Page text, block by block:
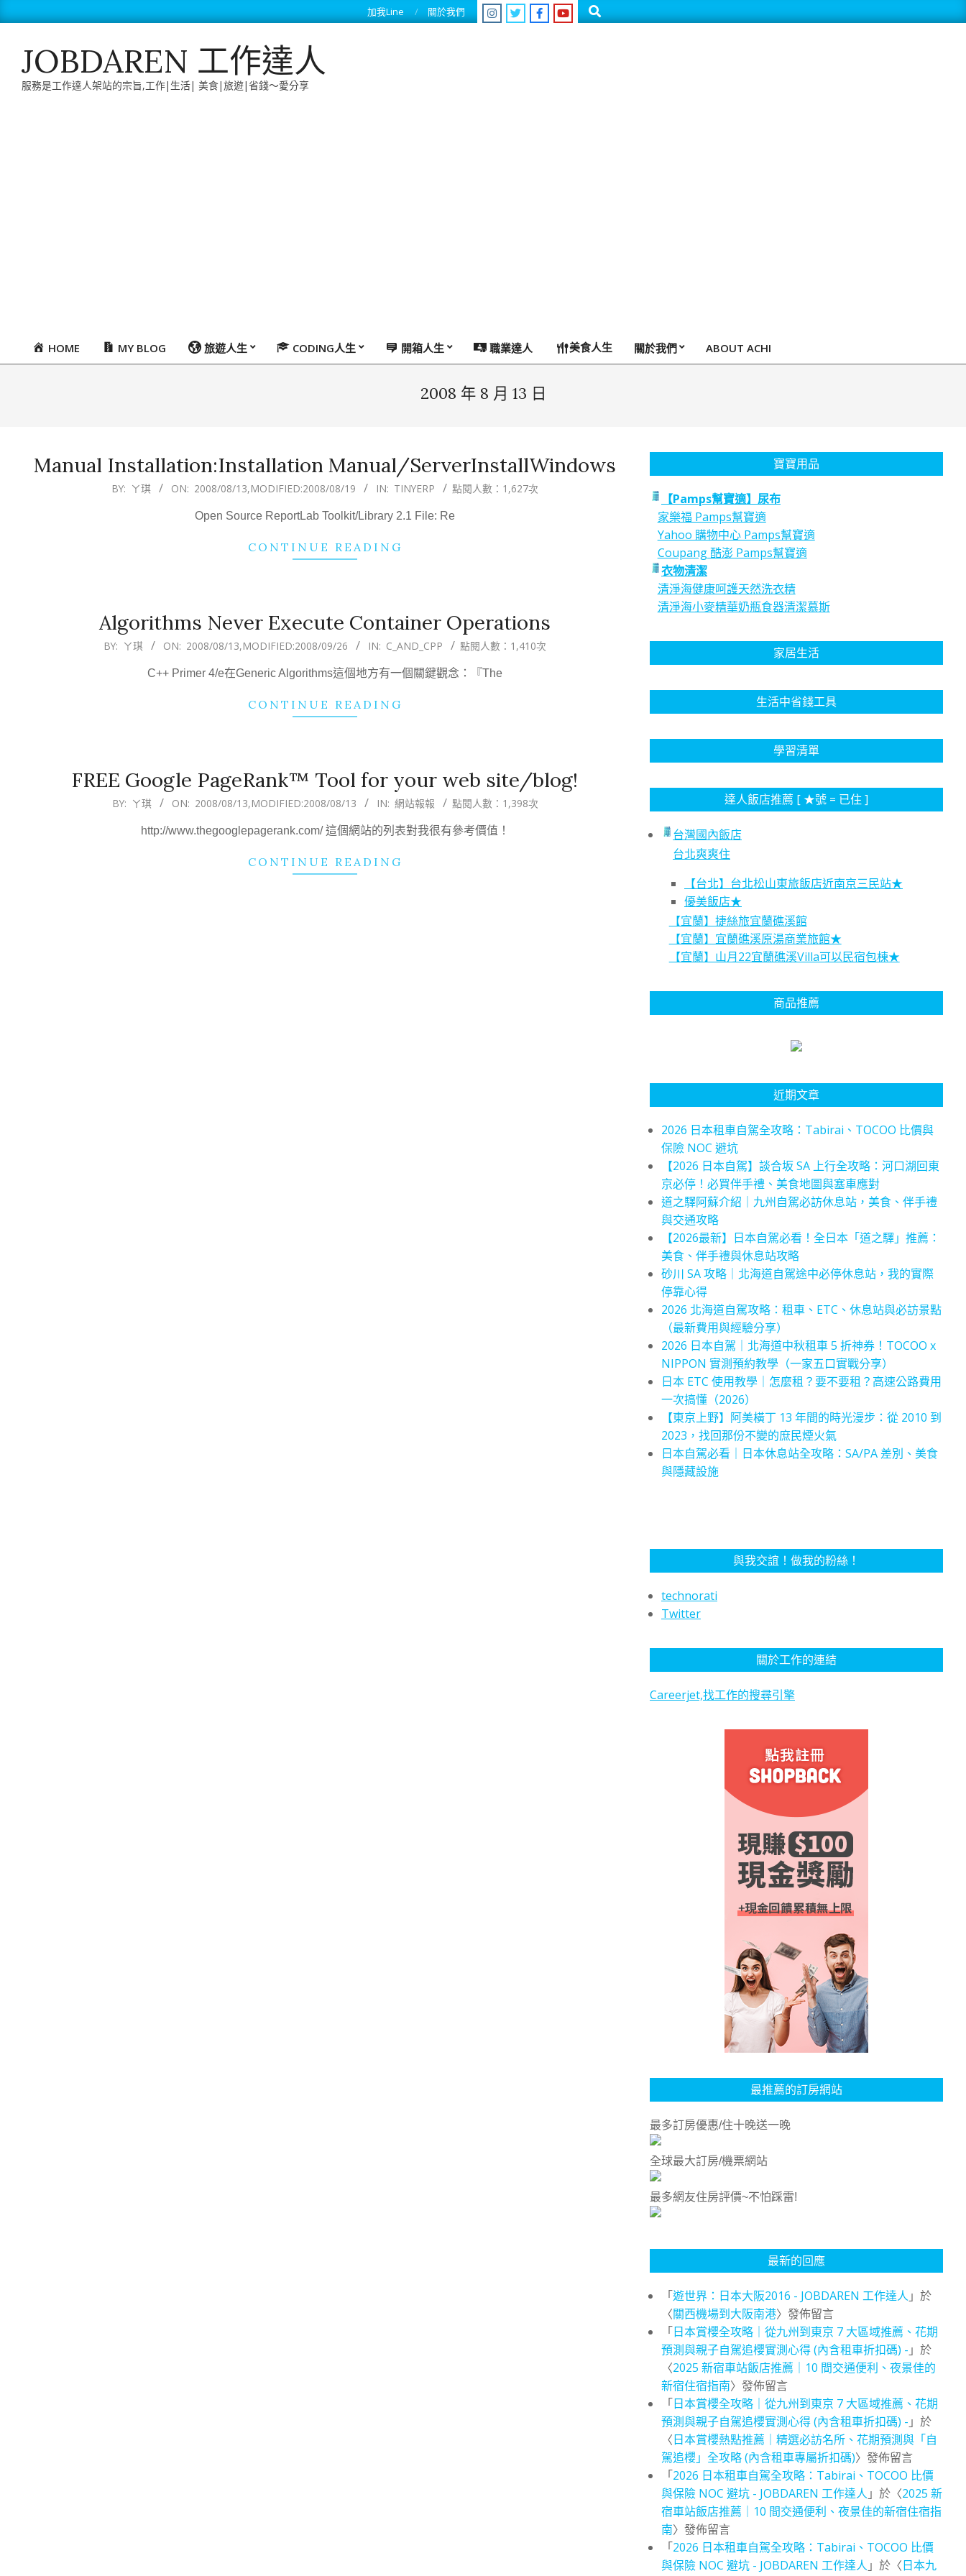
to
加我Line 關於我們 Search
JOBDAREN 工作達人
服務是工作達人架站的宗旨,工作|生活| 美食|旅遊|省錢～愛分享
PrimaryHOME MY BLOG 旅遊人生 CODING人生 開箱人生 職業達人 美食人生 關於我們 ABOUT ACHI
2008 年 8 月 13 日
Manual Installation:Installation Manual/ServerInstallWindows
BY: ㄚ琪 ON: 2008/08/13,MODIFIED:2008/08/19 IN: TINYERP 點閱人數：1,627次
Open Source ReportLab Toolkit/Library 2.1 File: Re
CONTINUE READING
Algorithms Never Execute Container Operations
BY: ㄚ琪 ON: 2008/08/13,MODIFIED:2008/09/26 IN: C_AND_CPP 點閱人數：1,410次
C++ Primer 4/e在Generic Algorithms這個地方有一個關鍵觀念：『The
CONTINUE READING
FREE Google PageRank™ Tool for your web site/blog!
BY: ㄚ琪 ON: 2008/08/13,MODIFIED:2008/08/13 IN: 網站報報 點閱人數：1,398次
http://www.thegooglepagerank.com/ 這個網站的列表對我很有參考價值！
CONTINUE READING
寶寶用品
【Pamps幫寶適】尿布
家樂福 Pamps幫寶適
Yahoo 購物中心 Pamps幫寶適
Coupang 酷澎 Pamps幫寶適
衣物清潔
清淨海健康呵護天然洗衣精
清淨海小麥精華奶瓶食器清潔慕斯
家居生活
生活中省錢工具
學習清單
達人飯店推薦 [ ★號 = 已住 ]
台灣國內飯店
台北爽爽住
【台北】台北松山東旅飯店近南京三民站★
優美飯店★
【宜蘭】捷絲旅宜蘭礁溪館
【宜蘭】宜蘭礁溪原湯商業旅館★
【宜蘭】山月22宜蘭礁溪Villa可以民宿包棟★
商品推薦
近期文章
2026 日本租車自駕全攻略：Tabirai、TOCOO 比價與
保險 NOC 避坑
【2026 日本自駕】談合坂 SA 上行全攻略：河口湖回東
京必停！必買伴手禮、美食地圖與塞車應對
道之驛阿蘇介紹｜九州自駕必訪休息站，美食、伴手禮
與交通攻略
【2026最新】日本自駕必看！全日本「道之驛」推薦：
美食、伴手禮與休息站攻略
砂川 SA 攻略｜北海道自駕途中必停休息站，我的實際
停靠心得
2026 北海道自駕攻略：租車、ETC、休息站與必訪景點
（最新費用與經驗分享）
2026 日本自駕｜北海道中秋租車 5 折神券！TOCOO x
NIPPON 實測預約教學（一家五口實戰分享）
日本 ETC 使用教學｜怎麼租？要不要租？高速公路費用
一次搞懂（2026）
【東京上野】阿美橫丁 13 年間的時光漫步：從 2010 到
2023，找回那份不變的庶民煙火氣
日本自駕必看｜日本休息站全攻略：SA/PA 差別、美食
與隱藏設施
與我交誼！做我的粉絲！
technorati
Twitter
關於工作的連結
Careerjet,找工作的搜尋引擎
最推薦的訂房網站
最多訂房優惠/住十晚送一晚
全球最大訂房/機票網站
最多網友住房評價~不怕踩雷!
最新的回應
「遊世界：日本大阪2016 - JOBDAREN 工作達人 」於
〈關西機場到大阪南港〉發佈留言
「日本賞櫻全攻略｜從九州到東京 7 大區域推薦、花期
預測與親子自駕追櫻實測心得 (內含租車折扣碼) - 」於
〈2025 新宿車站飯店推薦｜10 間交通便利、夜景佳的
新宿住宿指南〉發佈留言
「日本賞櫻全攻略｜從九州到東京 7 大區域推薦、花期
預測與親子自駕追櫻實測心得 (內含租車折扣碼) - 」於
〈日本賞櫻熱點推薦｜精選必訪名所、花期預測與「自
駕追櫻」全攻略 (內含租車專屬折扣碼)〉發佈留言
「2026 日本租車自駕全攻略：Tabirai、TOCOO 比價
與保險 NOC 避坑 - JOBDAREN 工作達人 」於〈2025 新
宿車站飯店推薦｜10 間交通便利、夜景佳的新宿住宿指
南〉發佈留言
「2026 日本租車自駕全攻略：Tabirai、TOCOO 比價
與保險 NOC 避坑 - JOBDAREN 工作達人 」於〈日本九